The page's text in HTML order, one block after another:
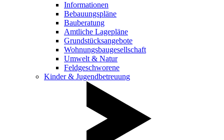
Informationen
Bebauungspläne
Bauberatung
Amtliche Lagepläne
Grundstücksangebote
Wohnungsbaugesellschaft
Umwelt & Natur
Feldgeschworene
Kinder & Jugendbetreuung